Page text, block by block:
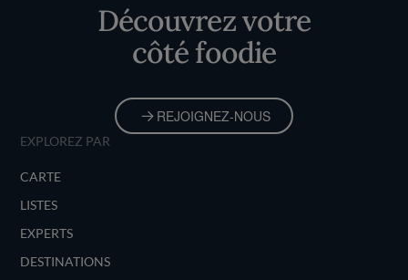
Découvrez votre
côté foodie
REJOIGNEZ-NOUS
EXPLOREZ PAR
CARTE
LISTES
EXPERTS
DESTINATIONS